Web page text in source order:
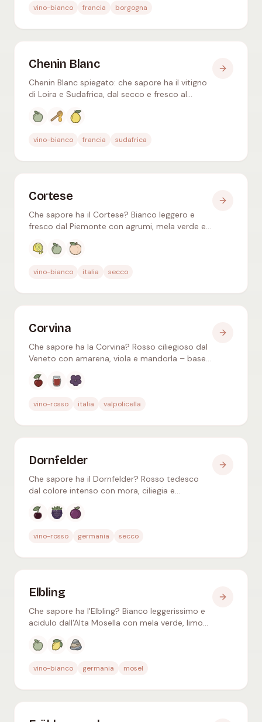
vino-bianco francia borgogna
Chenin Blanc
Chenin Blanc spiegato: che sapore ha il vitigno
di Loira e Sudafrica, dal secco e fresco al
tavola.
Aromi tipici
vino-bianco francia sudafrica
Cortese
Che sapore ha il Cortese? Bianco leggero e
fresco dal Piemonte con agrumi, mela verde e
pesce e antipasti.
Aromi tipici
vino-bianco italia secco
Corvina
Che sapore ha la Corvina? Rosso ciliegioso dal
Veneto con amarena, viola e mandorla – base
Valpolicella.
Aromi tipici
vino-rosso italia valpolicella
Dornfelder
Che sapore ha il Dornfelder? Rosso tedesco
dal colore intenso con mora, ciliegia e
tannini morbidi.
Aromi tipici
vino-rosso germania secco
Elbling
Che sapore ha l'Elbling? Bianco leggerissimo e
acidulo dall'Alta Mosella con mela verde, limone
Aromi tipici
vino-bianco germania mosel